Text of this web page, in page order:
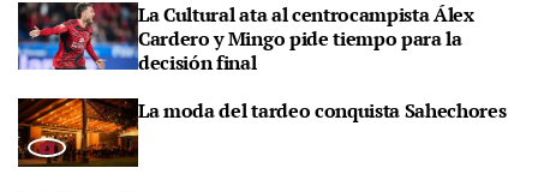
La Cultural ata al centrocampista Álex
Cardero y Mingo pide tiempo para la
decisión final
La moda del tardeo conquista Sahechores